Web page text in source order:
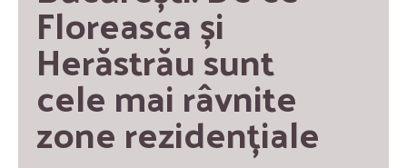
Floreasca și
Herăstrău sunt
cele mai râvnite
zone rezidențiale